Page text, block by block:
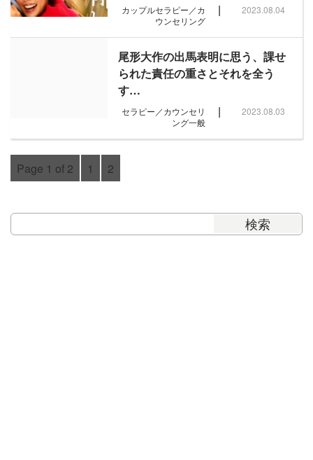
カップルセラピー／カ
ウンセリング
| 2023.08.04
尾形大作の出馬表明に思う、課せ
られた責任の重さとそれを全う
す…
セラピー／カウンセリ
ング一般
| 2023.08.03
Page 1 of 2 1 2